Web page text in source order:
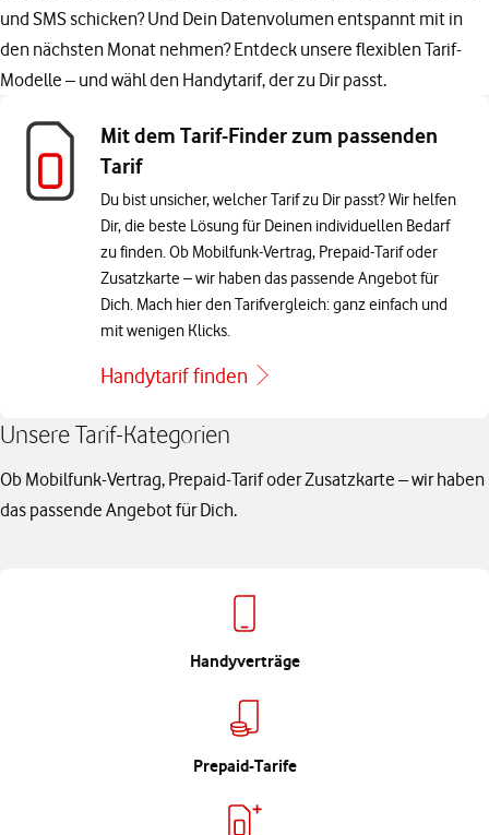
und SMS schicken? Und Dein Datenvolumen entspannt mit in
den nächsten Monat nehmen? Entdeck unsere flexiblen Tarif-
Modelle – und wähl den Handytarif, der zu Dir passt.
Mit dem Tarif-Finder zum passenden
Tarif
Du bist unsicher, welcher Tarif zu Dir passt? Wir helfen
Dir, die beste Lösung für Deinen individuellen Bedarf
zu finden. Ob Mobilfunk-Vertrag, Prepaid-Tarif oder
Zusatzkarte – wir haben das passende Angebot für
Dich. Mach hier den Tarifvergleich: ganz einfach und
mit wenigen Klicks.
Handytarif finden
Unsere Tarif-Kategorien
Ob Mobilfunk-Vertrag, Prepaid-Tarif oder Zusatzkarte – wir haben
das passende Angebot für Dich.
Handyverträge
Prepaid-Tarife